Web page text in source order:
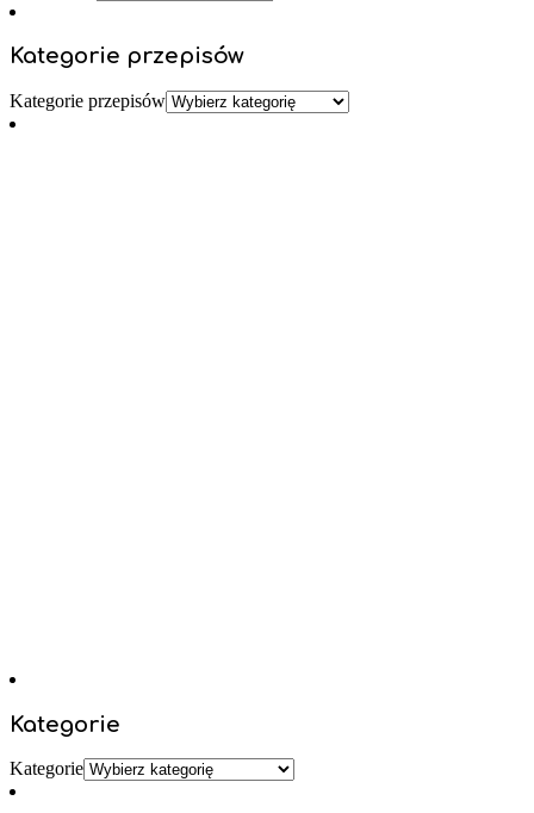
Kategorie przepisów
Kategorie przepisów
Kategorie
Kategorie